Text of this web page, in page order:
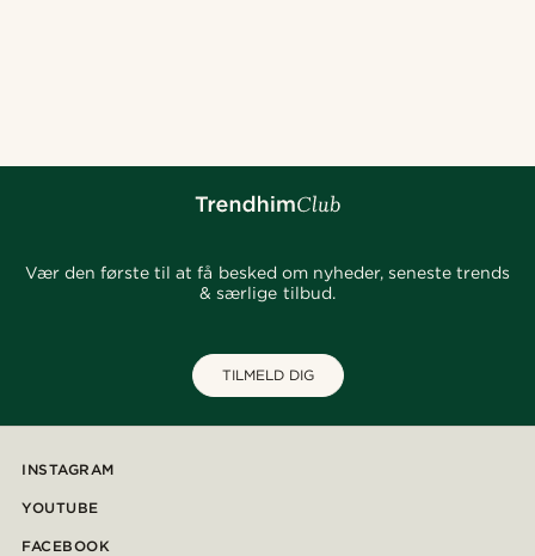
Vær den første til at få besked om nyheder, seneste trends
& særlige tilbud.
TILMELD DIG
INSTAGRAM
YOUTUBE
FACEBOOK